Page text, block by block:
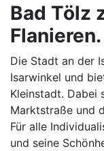
Bad Tölz
Flanieren.
Die Stadt an der
Isarwinkel und
Kleinstadt. Dabei
Marktstraße und
Für alle
und seine